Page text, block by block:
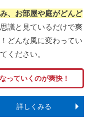
、お部屋や庭がどんど
議と見ているだけで爽
どんな風に変わってい
ください。
っていくのが爽快！
詳しくみる